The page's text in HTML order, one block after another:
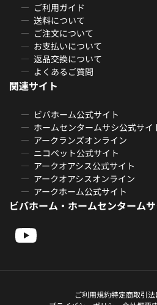
ご利用ガイド
送料について
ご注文について
お支払いについて
返品交換について
よくあるご質問
関連サイト
ビバホーム公式サイト
ホームセンタームサシ公式サイ
アークランズオンライン
ニコペット公式サイト
アークオアシス公式サイト
アークオアシスオンライン
アークホーム公式サイト
ビバホーム・ホームセンターム
ご利用規約特定商取引